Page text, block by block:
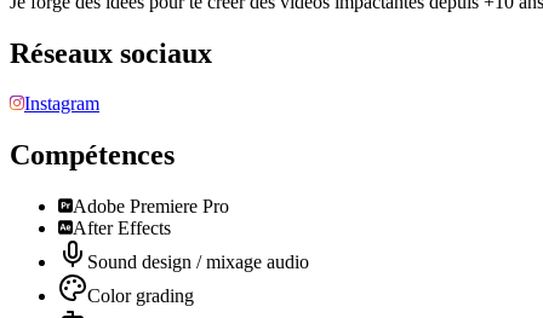
Réseaux sociaux
Instagram
Compétences
Adobe Premiere Pro
After Effects
Sound design / mixage audio
Color grading